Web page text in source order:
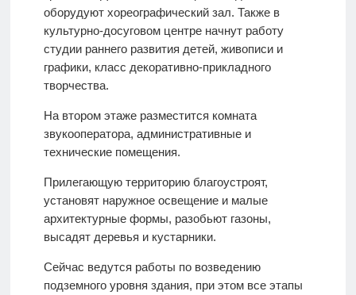
оборудуют хореографический зал. Также в
культурно-досуговом центре начнут работу
студии раннего развития детей, живописи и
графики, класс декоративно-прикладного
творчества.
На втором этаже разместится комната
звукооператора, административные и
технические помещения.
Прилегающую территорию благоустроят,
установят наружное освещение и малые
архитектурные формы, разобьют газоны,
высадят деревья и кустарники.
Сейчас ведутся работы по возведению
подземного уровня здания, при этом все этапы